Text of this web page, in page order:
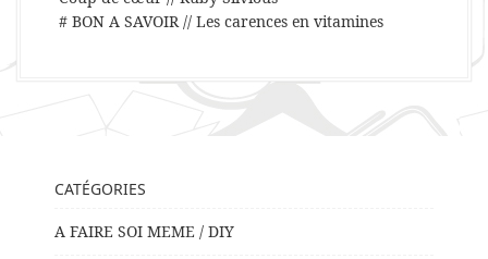
# BON A SAVOIR // Les carences en vitamines
CATÉGORIES
A FAIRE SOI MEME / DIY